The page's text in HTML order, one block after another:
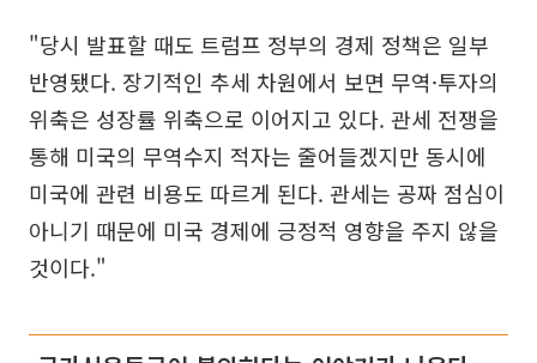
"당시 발표할 때도 트럼프 정부의 경제 정책은 일부
반영됐다. 장기적인 추세 차원에서 보면 무역·투자의
위축은 성장률 위축으로 이어지고 있다. 관세 전쟁을
통해 미국의 무역수지 적자는 줄어들겠지만 동시에
미국에 관련 비용도 따르게 된다. 관세는 공짜 점심이
아니기 때문에 미국 경제에 긍정적 영향을 주지 않을
것이다."